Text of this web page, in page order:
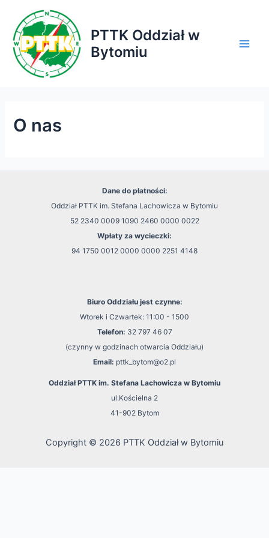
treści
PTTK Oddział w
Bytomiu
O nas
Dane do płatności:
Oddział PTTK im. Stefana Lachowicza w Bytomiu
52 2340 0009 1090 2460 0000 0022
Wpłaty za wycieczki:
94 1750 0012 0000 0000 2251 4148
Biuro Oddziału jest czynne:
Wtorek i Czwartek: 11:00 - 1500
Telefon: 32 797 46 07
(czynny w godzinach otwarcia Oddziału)
Email: pttk_bytom@o2.pl
Oddział PTTK im. Stefana Lachowicza w Bytomiu
ul.Kościelna 2
41-902 Bytom
Copyright © 2026 PTTK Oddział w Bytomiu